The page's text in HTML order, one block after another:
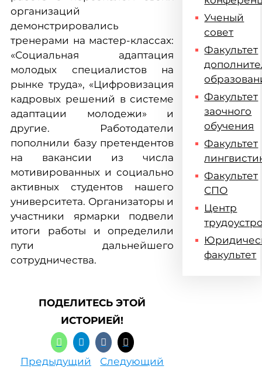
организаций
демонстрировались
тренерами на мастер-классах:
«Социальная адаптация
молодых специалистов на
рынке труда», «Цифровизация
кадровых решений в системе
адаптации молодежи» и
другие. Работодатели
пополнили базу претендентов
на вакансии из числа
мотивированных и социально
активных студентов нашего
университета. Организаторы и
участники ярмарки подвели
итоги работы и определили
пути дальнейшего
сотрудничества.
ПОДЕЛИТЕСЬ ЭТОЙ
ИСТОРИЕЙ!
Предыдущий Следующий
Ученый
совет
Факультет
Факультет
заочного
обучения
Факультет
Факультет
СПО
Центр
факультет